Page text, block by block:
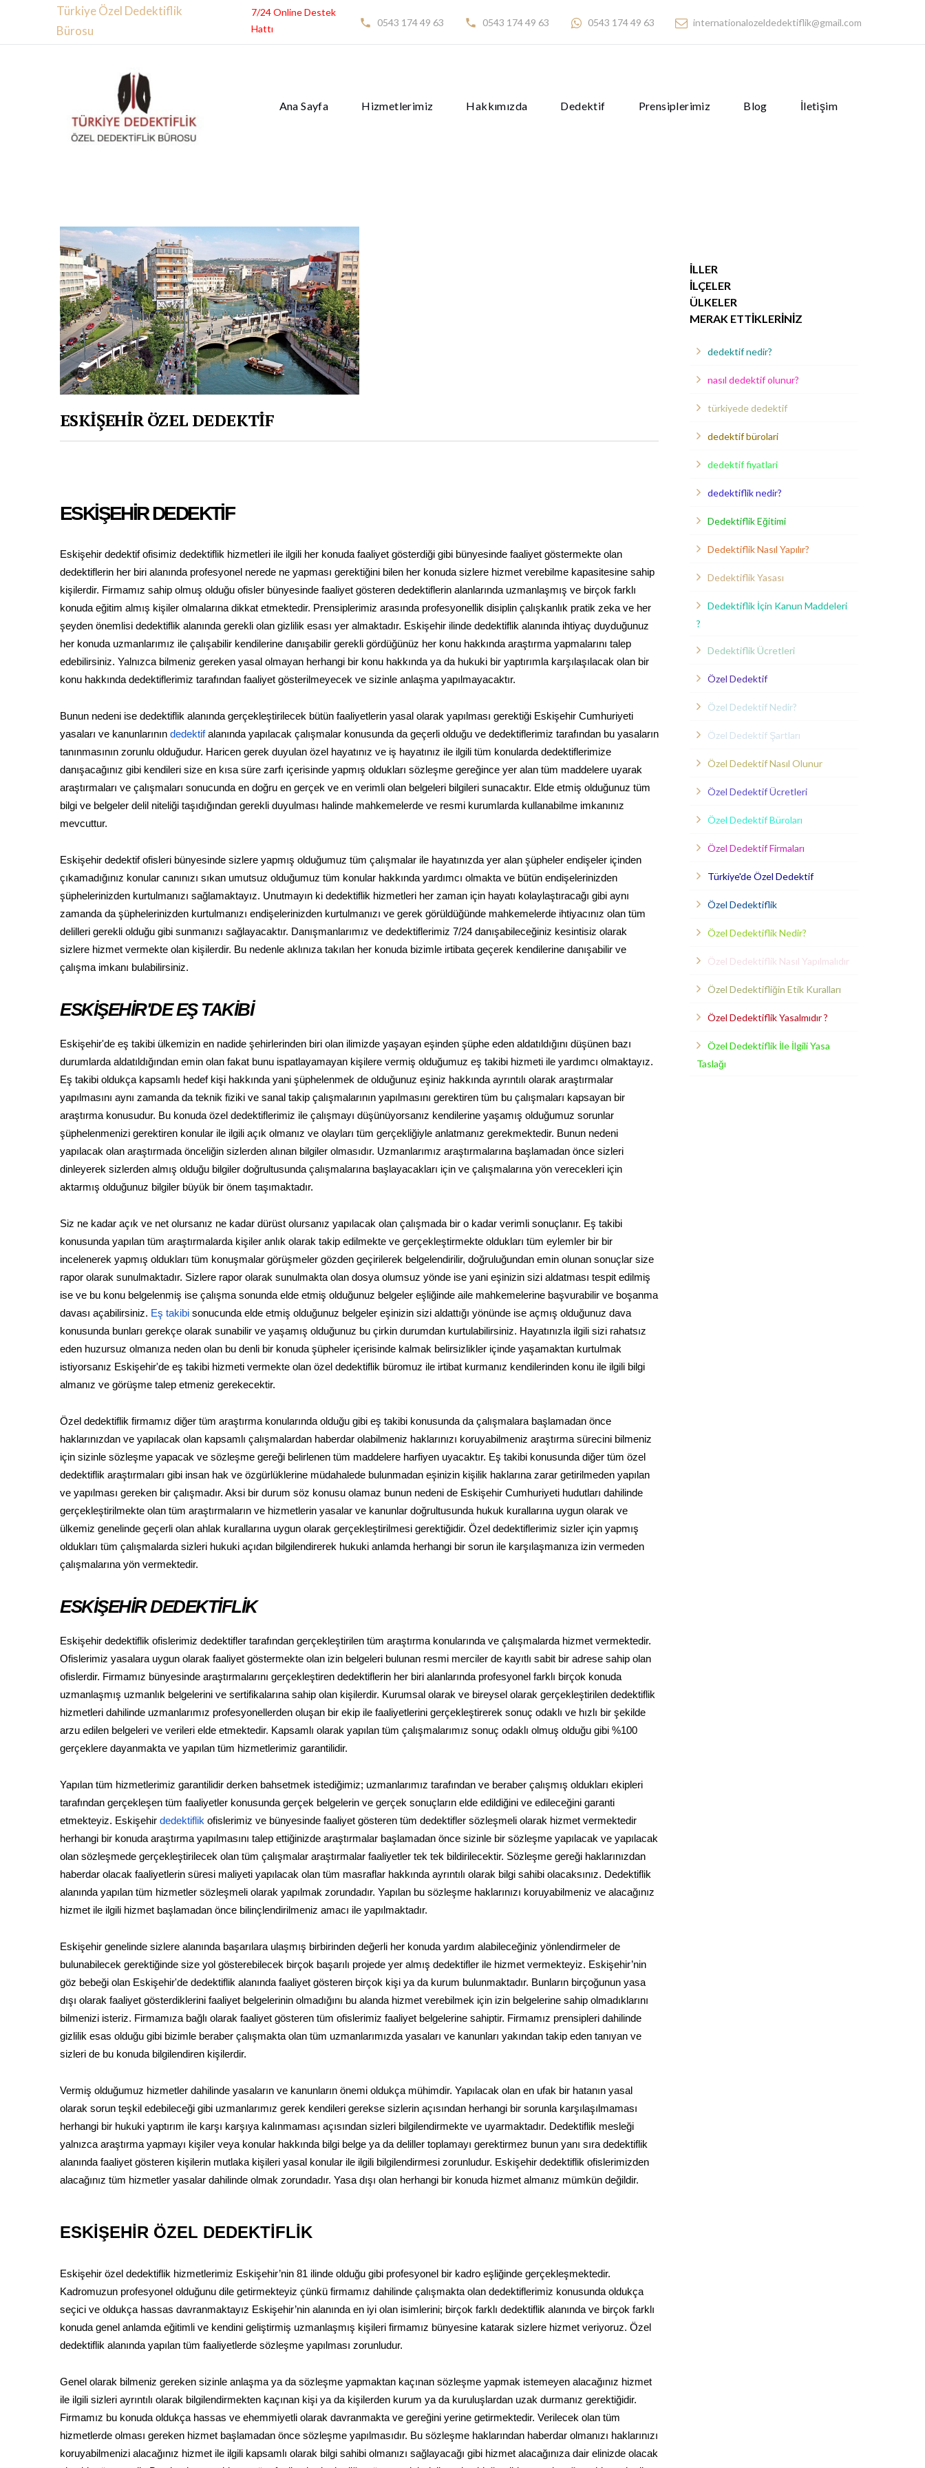
Türkiye Özel Dedektiflik
Bürosu
7/24 Online Destek
Hattı
0543 174 49 63 0543 174 49 63 0543 174 49 63 internationalozeldedektiflik@gmail.com
Ana Sayfa Hizmetlerimiz Hakkımızda Dedektif Prensiplerimiz Blog İletişim
ESKİŞEHİR ÖZEL DEDEKTİF
ESKİŞEHİR DEDEKTİF
Eskişehir dedektif ofisimiz dedektiflik hizmetleri ile ilgili her konuda faaliyet gösterdiği gibi bünyesinde faaliyet göstermekte olan
dedektiflerin her biri alanında profesyonel nerede ne yapması gerektiğini bilen her konuda sizlere hizmet verebilme kapasitesine sahip
kişilerdir. Firmamız sahip olmuş olduğu ofisler bünyesinde faaliyet gösteren dedektiflerin alanlarında uzmanlaşmış ve birçok farklı
konuda eğitim almış kişiler olmalarına dikkat etmektedir. Prensiplerimiz arasında profesyonellik disiplin çalışkanlık pratik zeka ve her
şeyden önemlisi dedektiflik alanında gerekli olan gizlilik esası yer almaktadır. Eskişehir ilinde dedektiflik alanında ihtiyaç duyduğunuz
her konuda uzmanlarımız ile çalışabilir kendilerine danışabilir gerekli gördüğünüz her konu hakkında araştırma yapmalarını talep
edebilirsiniz. Yalnızca bilmeniz gereken yasal olmayan herhangi bir konu hakkında ya da hukuki bir yaptırımla karşılaşılacak olan bir
konu hakkında dedektiflerimiz tarafından faaliyet gösterilmeyecek ve sizinle anlaşma yapılmayacaktır.
Bunun nedeni ise dedektiflik alanında gerçekleştirilecek bütün faaliyetlerin yasal olarak yapılması gerektiği Eskişehir Cumhuriyeti
yasaları ve kanunlarının dedektifalanında yapılacak çalışmalar konusunda da geçerli olduğu ve dedektiflerimiz tarafından bu yasaların
tanınmasının zorunlu olduğudur. Haricen gerek duyulan özel hayatınız ve iş hayatınız ile ilgili tüm konularda dedektiflerimize
danışacağınız gibi kendileri size en kısa süre zarfı içerisinde yapmış oldukları sözleşme gereğince yer alan tüm maddelere uyarak
araştırmaları ve çalışmaları sonucunda en doğru en gerçek ve en verimli olan belgeleri bilgileri sunacaktır. Elde etmiş olduğunuz tüm
bilgi ve belgeler delil niteliği taşıdığından gerekli duyulması halinde mahkemelerde ve resmi kurumlarda kullanabilme imkanınız
mevcuttur.
Eskişehir dedektif ofisleri bünyesinde sizlere yapmış olduğumuz tüm çalışmalar ile hayatınızda yer alan şüpheler endişeler içinden
çıkamadığınız konular canınızı sıkan umutsuz olduğumuz tüm konular hakkında yardımcı olmakta ve bütün endişelerinizden
şüphelerinizden kurtulmanızı sağlamaktayız. Unutmayın ki dedektiflik hizmetleri her zaman için hayatı kolaylaştıracağı gibi aynı
zamanda da şüphelerinizden kurtulmanızı endişelerinizden kurtulmanızı ve gerek görüldüğünde mahkemelerde ihtiyacınız olan tüm
delilleri gerekli olduğu gibi sunmanızı sağlayacaktır. Danışmanlarımız ve dedektiflerimiz 7/24 danışabileceğiniz kesintisiz olarak
sizlere hizmet vermekte olan kişilerdir. Bu nedenle aklınıza takılan her konuda bizimle irtibata geçerek kendilerine danışabilir ve
çalışma imkanı bulabilirsiniz.
ESKİŞEHİR'DE EŞ TAKİBİ
Eskişehir'de eş takibi ülkemizin en nadide şehirlerinden biri olan ilimizde yaşayan eşinden şüphe eden aldatıldığını düşünen bazı
durumlarda aldatıldığından emin olan fakat bunu ispatlayamayan kişilere vermiş olduğumuz eş takibi hizmeti ile yardımcı olmaktayız.
Eş takibi oldukça kapsamlı hedef kişi hakkında yani şüphelenmek de olduğunuz eşiniz hakkında ayrıntılı olarak araştırmalar
yapılmasını aynı zamanda da teknik fiziki ve sanal takip çalışmalarının yapılmasını gerektiren tüm bu çalışmaları kapsayan bir
araştırma konusudur. Bu konuda özel dedektiflerimiz ile çalışmayı düşünüyorsanız kendilerine yaşamış olduğumuz sorunlar
şüphelenmenizi gerektiren konular ile ilgili açık olmanız ve olayları tüm gerçekliğiyle anlatmanız gerekmektedir. Bunun nedeni
yapılacak olan araştırmada önceliğin sizlerden alınan bilgiler olmasıdır. Uzmanlarımız araştırmalarına başlamadan önce sizleri
dinleyerek sizlerden almış olduğu bilgiler doğrultusunda çalışmalarına başlayacakları için ve çalışmalarına yön verecekleri için
aktarmış olduğunuz bilgiler büyük bir önem taşımaktadır.
Siz ne kadar açık ve net olursanız ne kadar dürüst olursanız yapılacak olan çalışmada bir o kadar verimli sonuçlanır. Eş takibi
konusunda yapılan tüm araştırmalarda kişiler anlık olarak takip edilmekte ve gerçekleştirmekte oldukları tüm eylemler bir bir
incelenerek yapmış oldukları tüm konuşmalar görüşmeler gözden geçirilerek belgelendirilir, doğruluğundan emin olunan sonuçlar size
rapor olarak sunulmaktadır. Sizlere rapor olarak sunulmakta olan dosya olumsuz yönde ise yani eşinizin sizi aldatması tespit edilmiş
ise ve bu konu belgelenmiş ise çalışma sonunda elde etmiş olduğunuz belgeler eşliğinde aile mahkemelerine başvurabilir ve boşanma
davası açabilirsiniz. Eş takibi sonucunda elde etmiş olduğunuz belgeler eşinizin sizi aldattığı yönünde ise açmış olduğunuz dava
konusunda bunları gerekçe olarak sunabilir ve yaşamış olduğunuz bu çirkin durumdan kurtulabilirsiniz. Hayatınızla ilgili sizi rahatsız
eden huzursuz olmanıza neden olan bu denli bir konuda şüpheler içerisinde kalmak belirsizlikler içinde yaşamaktan kurtulmak
istiyorsanız Eskişehir'de eş takibi hizmeti vermekte olan özel dedektiflik büromuz ile irtibat kurmanız kendilerinden konu ile ilgili bilgi
almanız ve görüşme talep etmeniz gerekecektir.
Özel dedektiflik firmamız diğer tüm araştırma konularında olduğu gibi eş takibi konusunda da çalışmalara başlamadan önce
haklarınızdan ve yapılacak olan kapsamlı çalışmalardan haberdar olabilmeniz haklarınızı koruyabilmeniz araştırma sürecini bilmeniz
için sizinle sözleşme yapacak ve sözleşme gereği belirlenen tüm maddelere harfiyen uyacaktır. Eş takibi konusunda diğer tüm özel
dedektiflik araştırmaları gibi insan hak ve özgürlüklerine müdahalede bulunmadan eşinizin kişilik haklarına zarar getirilmeden yapılan
ve yapılması gereken bir çalışmadır. Aksi bir durum söz konusu olamaz bunun nedeni de Eskişehir Cumhuriyeti hudutları dahilinde
gerçekleştirilmekte olan tüm araştırmaların ve hizmetlerin yasalar ve kanunlar doğrultusunda hukuk kurallarına uygun olarak ve
ülkemiz genelinde geçerli olan ahlak kurallarına uygun olarak gerçekleştirilmesi gerektiğidir. Özel dedektiflerimiz sizler için yapmış
oldukları tüm çalışmalarda sizleri hukuki açıdan bilgilendirerek hukuki anlamda herhangi bir sorun ile karşılaşmanıza izin vermeden
çalışmalarına yön vermektedir.
ESKİŞEHİR DEDEKTİFLİK
Eskişehir dedektiflik ofislerimiz dedektifler tarafından gerçekleştirilen tüm araştırma konularında ve çalışmalarda hizmet vermektedir.
Ofislerimiz yasalara uygun olarak faaliyet göstermekte olan izin belgeleri bulunan resmi merciler de kayıtlı sabit bir adrese sahip olan
ofislerdir. Firmamız bünyesinde araştırmalarını gerçekleştiren dedektiflerin her biri alanlarında profesyonel farklı birçok konuda
uzmanlaşmış uzmanlık belgelerini ve sertifikalarına sahip olan kişilerdir. Kurumsal olarak ve bireysel olarak gerçekleştirilen dedektiflik
hizmetleri dahilinde uzmanlarımız profesyonellerden oluşan bir ekip ile faaliyetlerini gerçekleştirerek sonuç odaklı ve hızlı bir şekilde
arzu edilen belgeleri ve verileri elde etmektedir. Kapsamlı olarak yapılan tüm çalışmalarımız sonuç odaklı olmuş olduğu gibi %100
gerçeklere dayanmakta ve yapılan tüm hizmetlerimiz garantilidir.
Yapılan tüm hizmetlerimiz garantilidir derken bahsetmek istediğimiz; uzmanlarımız tarafından ve beraber çalışmış oldukları ekipleri
tarafından gerçekleşen tüm faaliyetler konusunda gerçek belgelerin ve gerçek sonuçların elde edildiğini ve edileceğini garanti
etmekteyiz. Eskişehir dedektiflik ofislerimiz ve bünyesinde faaliyet gösteren tüm dedektifler sözleşmeli olarak hizmet vermektedir
herhangi bir konuda araştırma yapılmasını talep ettiğinizde araştırmalar başlamadan önce sizinle bir sözleşme yapılacak ve yapılacak
olan sözleşmede gerçekleştirilecek olan tüm çalışmalar araştırmalar faaliyetler tek tek bildirilecektir. Sözleşme gereği haklarınızdan
haberdar olacak faaliyetlerin süresi maliyeti yapılacak olan tüm masraflar hakkında ayrıntılı olarak bilgi sahibi olacaksınız. Dedektiflik
alanında yapılan tüm hizmetler sözleşmeli olarak yapılmak zorundadır. Yapılan bu sözleşme haklarınızı koruyabilmeniz ve alacağınız
hizmet ile ilgili hizmet başlamadan önce bilinçlendirilmeniz amacı ile yapılmaktadır.
Eskişehir genelinde sizlere alanında başarılara ulaşmış birbirinden değerli her konuda yardım alabileceğiniz yönlendirmeler de
bulunabilecek gerektiğinde size yol gösterebilecek birçok başarılı projede yer almış dedektifler ile hizmet vermekteyiz. Eskişehir’nin
göz bebeği olan Eskişehir'de dedektiflik alanında faaliyet gösteren birçok kişi ya da kurum bulunmaktadır. Bunların birçoğunun yasa
dışı olarak faaliyet gösterdiklerini faaliyet belgelerinin olmadığını bu alanda hizmet verebilmek için izin belgelerine sahip olmadıklarını
bilmenizi isteriz. Firmamıza bağlı olarak faaliyet gösteren tüm ofislerimiz faaliyet belgelerine sahiptir. Firmamız prensipleri dahilinde
gizlilik esas olduğu gibi bizimle beraber çalışmakta olan tüm uzmanlarımızda yasaları ve kanunları yakından takip eden tanıyan ve
sizleri de bu konuda bilgilendiren kişilerdir.
Vermiş olduğumuz hizmetler dahilinde yasaların ve kanunların önemi oldukça mühimdir. Yapılacak olan en ufak bir hatanın yasal
olarak sorun teşkil edebileceği gibi uzmanlarımız gerek kendileri gerekse sizlerin açısından herhangi bir sorunla karşılaşılmaması
herhangi bir hukuki yaptırım ile karşı karşıya kalınmaması açısından sizleri bilgilendirmekte ve uyarmaktadır. Dedektiflik mesleği
yalnızca araştırma yapmayı kişiler veya konular hakkında bilgi belge ya da deliller toplamayı gerektirmez bunun yanı sıra dedektiflik
alanında faaliyet gösteren kişilerin mutlaka kişileri yasal konular ile ilgili bilgilendirmesi zorunludur. Eskişehir dedektiflik ofislerimizden
alacağınız tüm hizmetler yasalar dahilinde olmak zorundadır. Yasa dışı olan herhangi bir konuda hizmet almanız mümkün değildir.
ESKİŞEHİR ÖZEL DEDEKTİFLİK
Eskişehir özel dedektiflik hizmetlerimiz Eskişehir’nin 81 ilinde olduğu gibi profesyonel bir kadro eşliğinde gerçekleşmektedir.
Kadromuzun profesyonel olduğunu dile getirmekteyiz çünkü firmamız dahilinde çalışmakta olan dedektiflerimiz konusunda oldukça
seçici ve oldukça hassas davranmaktayız Eskişehir’nin alanında en iyi olan isimlerini; birçok farklı dedektiflik alanında ve birçok farklı
konuda genel anlamda eğitimli ve kendini geliştirmiş uzmanlaşmış kişileri firmamız bünyesine katarak sizlere hizmet veriyoruz. Özel
dedektiflik alanında yapılan tüm faaliyetlerde sözleşme yapılması zorunludur.
Genel olarak bilmeniz gereken sizinle anlaşma ya da sözleşme yapmaktan kaçınan sözleşme yapmak istemeyen alacağınız hizmet
ile ilgili sizleri ayrıntılı olarak bilgilendirmekten kaçınan kişi ya da kişilerden kurum ya da kuruluşlardan uzak durmanız gerektiğidir.
Firmamız bu konuda oldukça hassas ve ehemmiyetli olarak davranmakta ve gereğini yerine getirmektedir. Verilecek olan tüm
hizmetlerde olması gereken hizmet başlamadan önce sözleşme yapılmasıdır. Bu sözleşme haklarından haberdar olmanızı haklarınızı
koruyabilmenizi alacağınız hizmet ile ilgili kapsamlı olarak bilgi sahibi olmanızı sağlayacağı gibi hizmet alacağınıza dair elinizde olacak
İLLER
İLÇELER
ÜLKELER
MERAK ETTIKLERINIZ
dedektif nedir?
nasıl dedektif olunur?
türkiyede dedektif
dedektif bürolari
dedektif fiyatlari
dedektiflik nedir?
Dedektiflik Eğitimi
Dedektiflik Nasıl Yapılır?
Dedektiflik Yasası
Dedektiflik İçin Kanun Maddeleri
?
Dedektiflik Ücretleri
Özel Dedektif
Özel Dedektif Nedir?
Özel Dedektif Şartları
Özel Dedektif Nasıl Olunur
Özel Dedektif Ücretleri
Özel Dedektif Büroları
Özel Dedektif Firmaları
Türkiye'de Özel Dedektif
Özel Dedektiflik
Özel Dedektiflik Nedir?
Özel Dedektiflik Nasıl Yapılmalıdır
Özel Dedektifliğin Etik Kuralları
Özel Dedektiflik Yasalmıdır ?
Özel Dedektiflik İle İlgili Yasa
Taslağı